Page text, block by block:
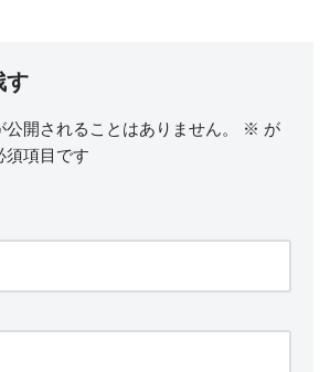
す
公開されることはありません。 ※ が
須項目です